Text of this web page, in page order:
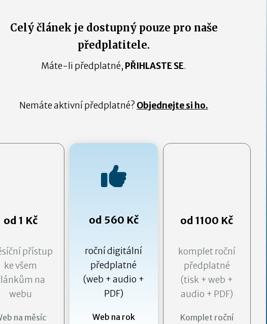
Celý článek je dostupný pouze pro naše
předplatitele.
Máte-li předplatné, PŘIHLASTE SE.
Nemáte aktivní předplatné? Objednejte si ho.
od 1 Kč
přístup
ke všem
na
webu
na měsíc
od 560 Kč
roční digitální
předplatné
(web + audio +
PDF)
Web na rok
od 1100 Kč
komplet roční
předplatné
(tisk + web +
audio + PDF)
Komplet roční